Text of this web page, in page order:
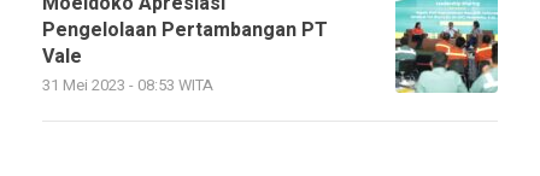
Pengelolaan Pertambangan PT
Vale
31 Mei 2023 - 08:53 WITA